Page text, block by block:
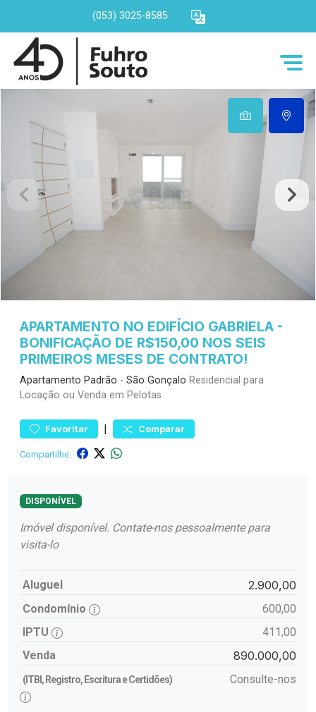
(053) 3025-8585
APARTAMENTO NO EDIFÍCIO GABRIELA -
BONIFICAÇÃO DE R$150,00 NOS SEIS
PRIMEIROS MESES DE CONTRATO!
Apartamento Padrão - São Gonçalo Residencial para
Locação ou Venda em Pelotas
Favoritar | Comparar
Compartilhe:
DISPONÍVEL
Imóvel disponível. Contate-nos pessoalmente para
visita-lo
Aluguel 2.900,00
Condomínio
600,00
IPTU
411,00
Venda
890.000,00
(ITBI, Registro, Escritura e Certidões) Consulte-nos